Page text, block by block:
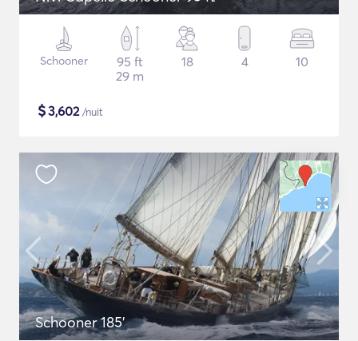
Schooner
95 ft
29 m
18 4 10
$3,602/nuit
Schooner 185'